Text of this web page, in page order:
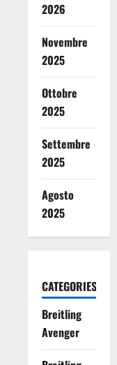
2026
Novembre
2025
Ottobre
2025
Settembre
2025
Agosto
2025
CATEGORIES
Breitling
Avenger